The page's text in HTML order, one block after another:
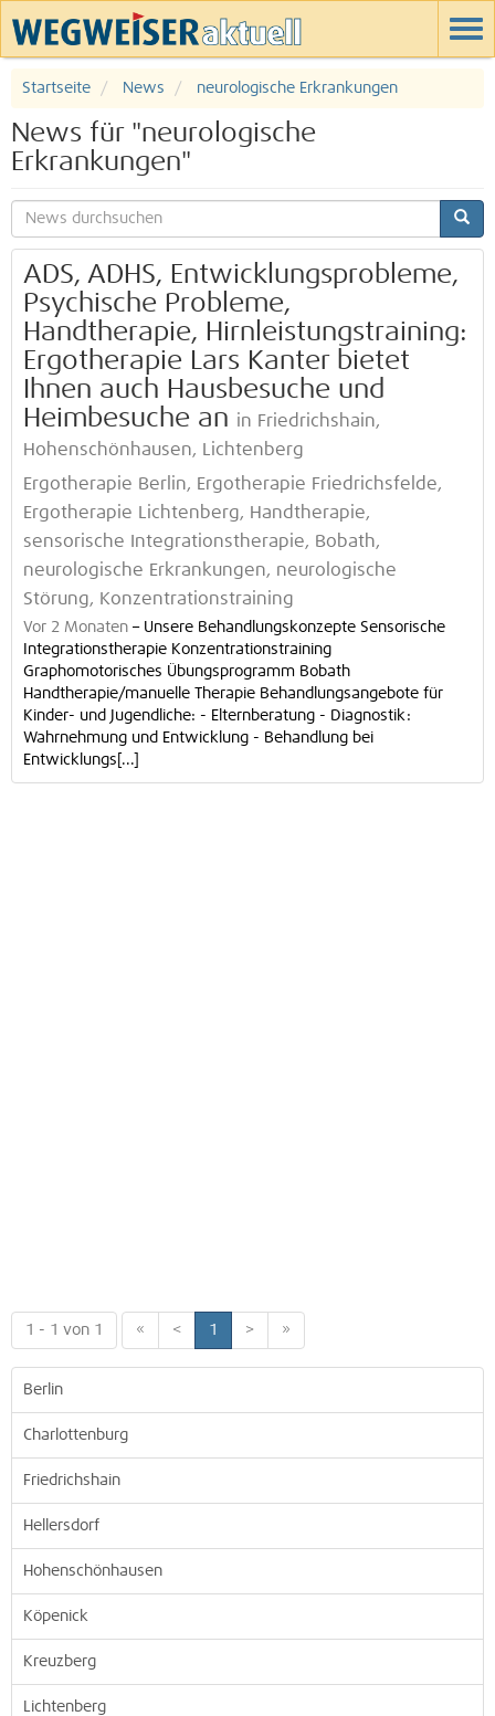
Startseite News neurologische Erkrankungen
News für "neurologische
Erkrankungen"
ADS, ADHS, Entwicklungsprobleme,
Psychische Probleme,
Handtherapie, Hirnleistungstraining:
Ergotherapie Lars Kanter bietet
Ihnen auch Hausbesuche und
Heimbesuche an in Friedrichshain,
Hohenschönhausen, Lichtenberg
Ergotherapie Berlin, Ergotherapie Friedrichsfelde,
Ergotherapie Lichtenberg, Handtherapie,
sensorische Integrationstherapie, Bobath,
neurologische Erkrankungen, neurologische
Störung, Konzentrationstraining
Vor 2 Monaten – Unsere Behandlungskonzepte Sensorische
Integrationstherapie Konzentrationstraining
Graphomotorisches Übungsprogramm Bobath
Handtherapie/manuelle Therapie Behandlungsangebote für
Kinder- und Jugendliche: - Elternberatung - Diagnostik:
Wahrnehmung und Entwicklung - Behandlung bei
Entwicklungs[...]
1 - 1 von 1 « < 1 > »
Berlin
Charlottenburg
Friedrichshain
Hellersdorf
Hohenschönhausen
Köpenick
Kreuzberg
Lichtenberg